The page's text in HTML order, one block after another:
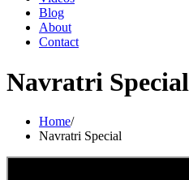
Blog
About
Contact
Navratri Special
Home/
Navratri Special